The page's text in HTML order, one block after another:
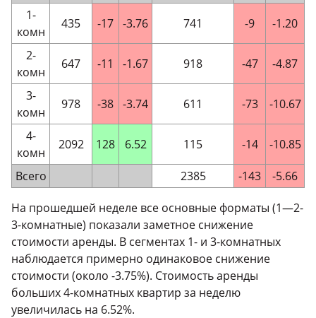
1-
комн
435 -17 -3.76 741 -9 -1.20
2-
комн
647 -11 -1.67 918 -47 -4.87
3-
комн
978 -38 -3.74 611 -73 -10.67
4-
комн
2092 128 6.52 115 -14 -10.85
Всего 2385 -143 -5.66
На прошедшей неделе все основные форматы (1—2-
3-комнатные) показали заметное снижение
стоимости аренды. В сегментах 1- и 3-комнатных
наблюдается примерно одинаковое снижение
стоимости (около -3.75%). Стоимость аренды
больших4-комнатных квартир за неделю
увеличилась на 6.52%.